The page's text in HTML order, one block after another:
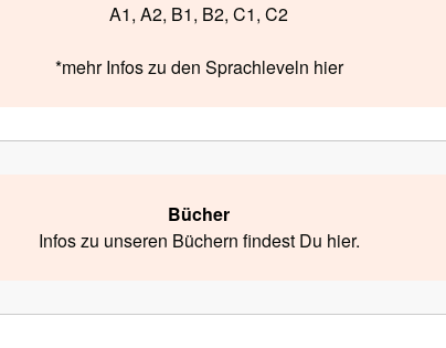
A1, A2, B1, B2, C1, C2
*mehr Infos zu den Sprachleveln hier
Bücher
Infos zu unseren Büchern findest Du hier.